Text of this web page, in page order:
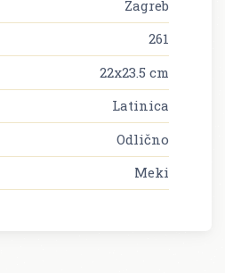
Zagreb
261
22x23.5 cm
Latinica
Odlično
Meki